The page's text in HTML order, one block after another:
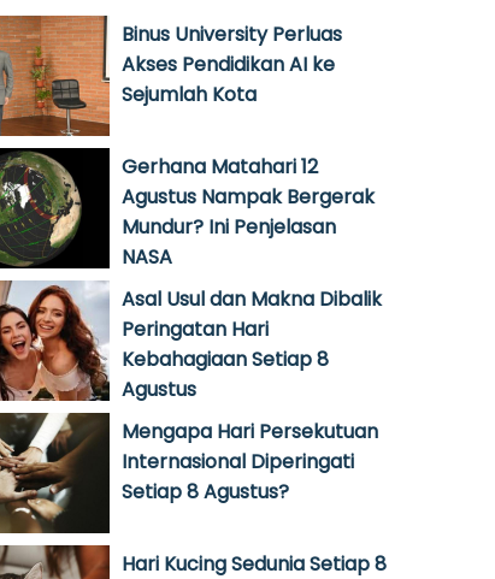
Binus University Perluas
Akses Pendidikan AI ke
Sejumlah Kota
Gerhana Matahari 12
Agustus Nampak Bergerak
Mundur? Ini Penjelasan
NASA
Asal Usul dan Makna Dibalik
Peringatan Hari
Kebahagiaan Setiap 8
Agustus
Mengapa Hari Persekutuan
Internasional Diperingati
Setiap 8 Agustus?
Hari Kucing Sedunia Setiap 8